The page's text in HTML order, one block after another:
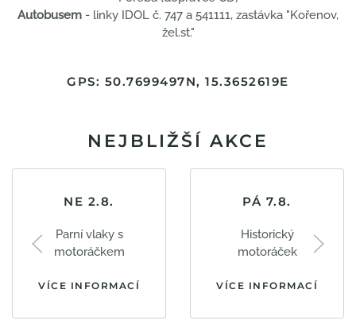
Autobusem - linky IDOL č. 747 a 541111, zastávka "Kořenov,
žel.st."
GPS: 50.7699497N, 15.3652619E
NEJBLIŽŠÍ AKCE
NE 2.8.
Parní vlaky s
motoráčkem
VÍCE INFORMACÍ
PÁ 7.8.
Historický
motoráček
VÍCE INFORMACÍ